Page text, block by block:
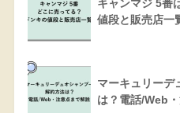
キャンマジ 5番
値段と販売店一
マーキュリーデ
は？電話/Web